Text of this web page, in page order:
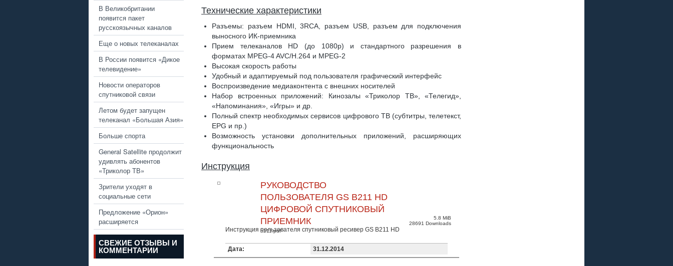
В Великобритании
появится пакет
русскоязычных каналов
Еще о новых телеканалах
В России появится «Дикое
телевидение»
Новости операторов
спутниковой связи
Летом будет запущен
телеканал «Большая Азия»
Больше спорта
General Satellite продолжит
удивлять абонентов
«Триколор ТВ»
Зрители уходят в
социальные сети
Предложение «Орион»
расширяется
СВЕЖИЕ ОТЗЫВЫ И
КОММЕНТАРИИ
Технические характеристики
Разъемы: разъем HDMI, 3RCA, разъем USB, разъем для подключения
выносного ИК-приемника
Прием телеканалов HD (до 1080p) и стандартного разрешения в
форматах MPEG-4 AVC/H.264 и MPEG-2
Высокая скорость работы
Удобный и адаптируемый под пользователя графический интерфейс
Воспроизведение медиаконтента с внешних носителей
Набор встроенных приложений: Кинозалы «Триколор ТВ», «Телегид»,
«Напоминания», «Игры» и др.
Полный спектр необходимых сервисов цифрового ТВ (субтитры, телетекст,
EPG и пр.)
Возможность установки дополнительных приложений, расширяющих
функциональность
Инструкция
5.8 MiB
28691 Downloads
РУКОВОДСТВО
ПОЛЬЗОВАТЕЛЯ GS B211 HD
ЦИФРОВОЙ СПУТНИКОВЫЙ
ПРИЕМНИК
b211.pdf
Инструкция пользователя спутниковый ресивер GS B211 HD
Дата: 31.12.2014